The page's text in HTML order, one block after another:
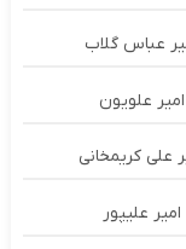
عباس گلاب
امیر علویون
علی کریمخانی
امیر علیپور